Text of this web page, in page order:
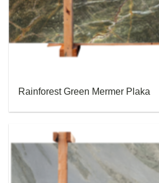
Rainforest Green Mermer Plaka